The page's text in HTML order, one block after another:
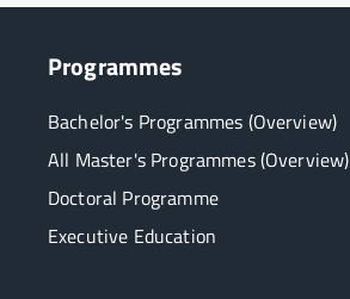
Programmes
Bachelor's Programmes (Overview)
All Master's Programmes (Overview)
Doctoral Programme
Executive Education